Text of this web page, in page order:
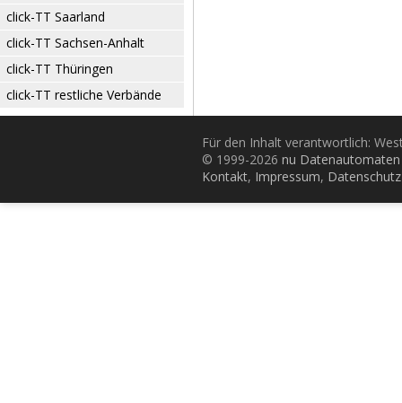
click-TT Saarland
click-TT Sachsen-Anhalt
click-TT Thüringen
click-TT restliche Verbände
Für den Inhalt verantwortlich:
© 1999-2026 nu
Kontakt, Impressum, Datenschutz